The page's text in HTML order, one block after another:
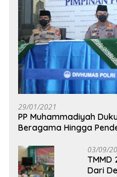
29/01/2021
PP Muhammadiyah
Beragama Hingga
03/09/
TMMD
Dari